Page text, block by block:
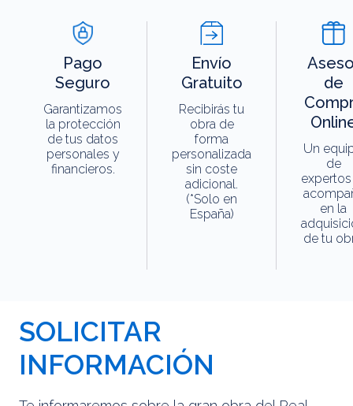
Pago
Seguro
Garantizamos
la protección
de tus datos
personales y
financieros.
Envío
Gratuito
Recibirás tu
obra de
forma
personalizada
sin coste
adicional.
(*Solo en
España)
de
Un
de
en la
de tu
SOLICITAR
INFORMACIÓN